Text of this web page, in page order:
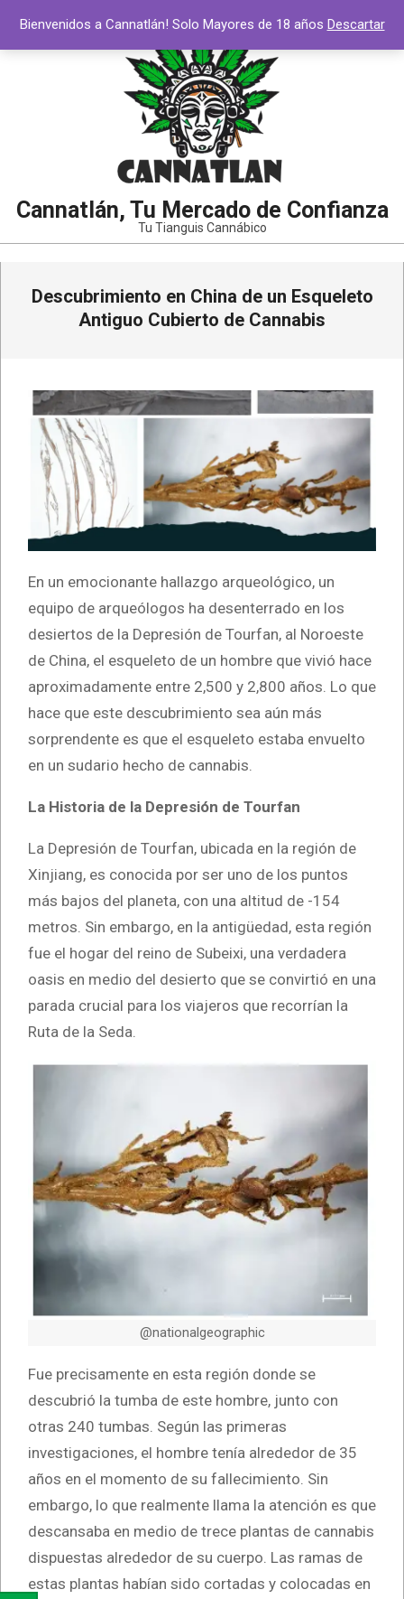
contenido
Cannatlán, Tu Mercado de Confianza
Tu Tianguis Cannábico
Descubrimiento en China de un Esqueleto
Antiguo Cubierto de Cannabis
En un emocionante hallazgo arqueológico, un
equipo de arqueólogos ha desenterrado en los
desiertos de la Depresión de Tourfan, al Noroeste
de China, el esqueleto de un hombre que vivió hace
aproximadamente entre 2,500 y 2,800 años. Lo que
hace que este descubrimiento sea aún más
sorprendente es que el esqueleto estaba envuelto
en un sudario hecho de cannabis.
La Historia de la Depresión de Tourfan
La Depresión de Tourfan, ubicada en la región de
Xinjiang, es conocida por ser uno de los puntos
más bajos del planeta, con una altitud de -154
metros. Sin embargo, en la antigüedad, esta región
fue el hogar del reino de Subeixi, una verdadera
oasis en medio del desierto que se convirtió en una
parada crucial para los viajeros que recorrían la
Ruta de la Seda.
@nationalgeographic
Fue precisamente en esta región donde se
descubrió la tumba de este hombre, junto con
otras 240 tumbas. Según las primeras
investigaciones, el hombre tenía alrededor de 35
años en el momento de su fallecimiento. Sin
embargo, lo que realmente llama la atención es que
descansaba en medio de trece plantas de cannabis
dispuestas alrededor de su cuerpo. Las ramas de
estas plantas habían sido cortadas y colocadas en
Bienvenidos a Cannatlán! Solo Mayores de 18 años Descartar